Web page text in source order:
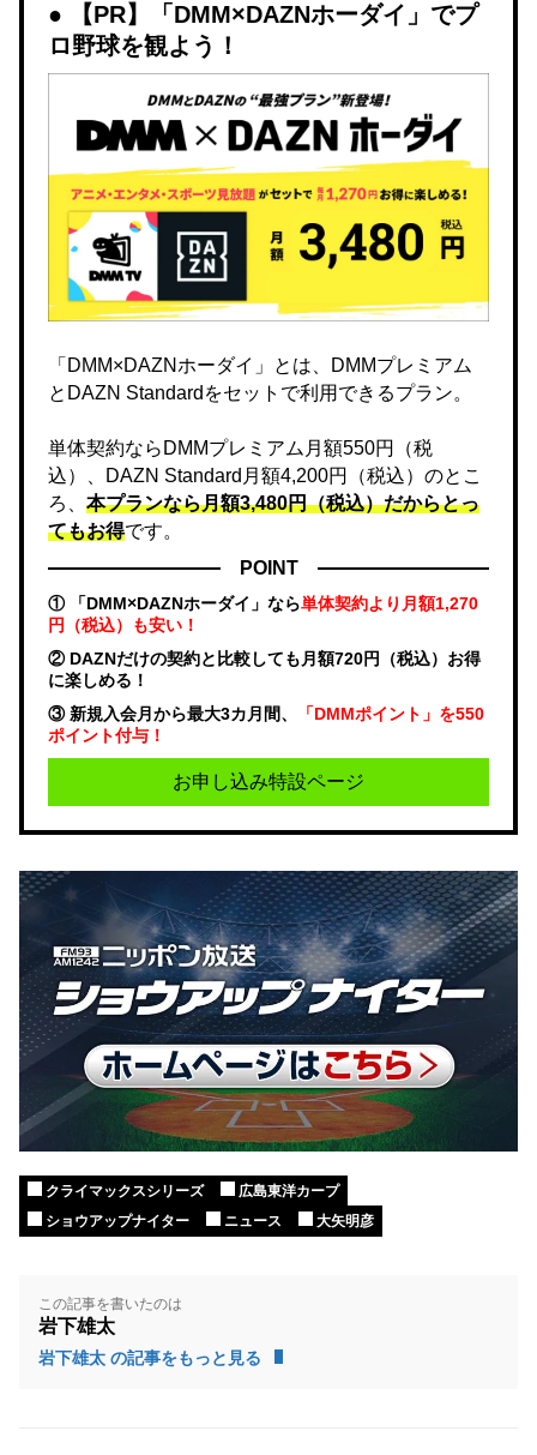
【PR】「DMM×DAZNホーダイ」でプ
ロ野球を観よう！
「DMM×DAZNホーダイ」とは、DMMプレミアム
とDAZN Standardをセットで利用できるプラン。
単体契約ならDMMプレミアム月額550円（税
込）、DAZN Standard月額4,200円（税込）のとこ
ろ、 本プランなら月額3,480円（税込）だからとっ
てもお得です。
POINT
① 「DMM×DAZNホーダイ」なら単体契約より月額1,270
円（税込）も安い！
② DAZNだけの契約と比較しても月額720円（税込）お得
に楽しめる！
③ 新規入会月から最大3カ月間、
「DMMポイント」を550
ポイント付与！
お申し込み特設ページ
クライマックスシリーズ
広島東洋カープ
ショウアップナイター
ニュース 大矢明彦
この記事を書いたのは
岩下雄太
岩下雄太 の記事をもっと見る